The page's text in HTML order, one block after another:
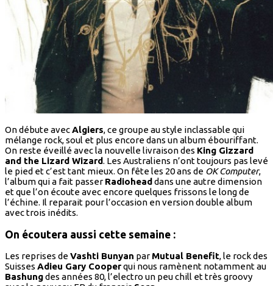
On débute avecAlgiers, ce groupe au style inclassable qui
mélange rock, soul et plus encore dans un album ébouriffant.
On reste éveillé avec la nouvelle livraison des King Gizzard
and the Lizard Wizard. Les Australiens n’ont toujours pas levé
le pied et c’est tant mieux. On fête les 20 ans de OK Computer,
l’album qui a fait passerRadioheaddans une autre dimension
et que l’on écoute avec encore quelques frissons le long de
l’échine. Il reparait pour l’occasion en version double album
avec trois inédits.
On écoutera aussi cette semaine :
Les reprises deVashti Bunyan parMutual Benefit, le rock des
Suisses Adieu Gary Cooperqui nous ramènent notamment au
Bashungdes années 80, l’electro un peu chill et très groovy